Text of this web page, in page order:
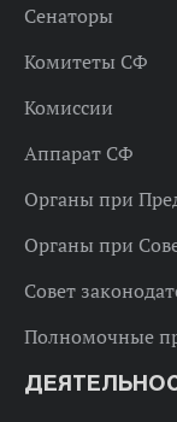
Сенаторы
Комитеты СФ
Комиссии
Аппарат СФ
Органы при
Органы при
Совет
Полномочные